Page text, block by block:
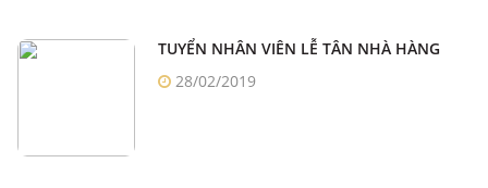
TUYỂN NHÂN VIÊN LỄ TÂN NHÀ HÀNG
28/02/2019